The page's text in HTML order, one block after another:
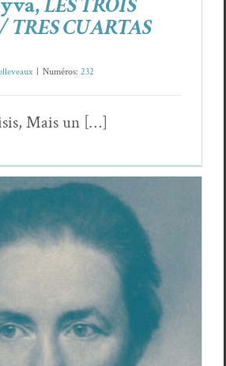
TRES CUARTAS
Numéros: 232
Mais un […]